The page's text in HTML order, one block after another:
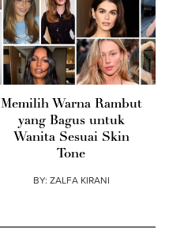
Memilih Warna Rambut
yang Bagus untuk
Wanita Sesuai Skin
Tone
BY: ZALFA KIRANI